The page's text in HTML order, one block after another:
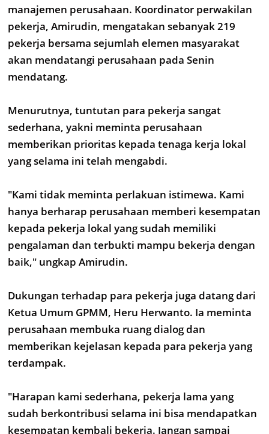
manajemen perusahaan. Koordinator perwakilan
pekerja, Amirudin, mengatakan sebanyak 219
pekerja bersama sejumlah elemen masyarakat
akan mendatangi perusahaan pada Senin
mendatang.
Menurutnya, tuntutan para pekerja sangat
sederhana, yakni meminta perusahaan
memberikan prioritas kepada tenaga kerja lokal
yang selama ini telah mengabdi.
"Kami tidak meminta perlakuan istimewa. Kami
hanya berharap perusahaan memberi kesempatan
kepada pekerja lokal yang sudah memiliki
pengalaman dan terbukti mampu bekerja dengan
baik," ungkap Amirudin.
Dukungan terhadap para pekerja juga datang dari
Ketua Umum GPMM, Heru Herwanto. Ia meminta
perusahaan membuka ruang dialog dan
memberikan kejelasan kepada para pekerja yang
terdampak.
"Harapan kami sederhana, pekerja lama yang
sudah berkontribusi selama ini bisa mendapatkan
kesempatan kembali bekerja. Jangan sampai